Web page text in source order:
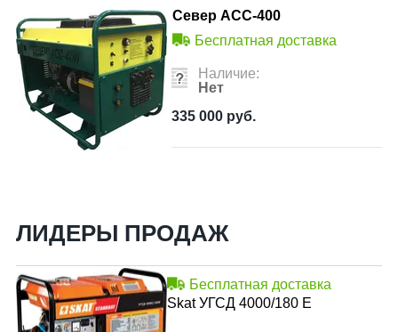
Север АСС-400
Бесплатная доставка
Наличие:
Нет
335 000 руб.
ЛИДЕРЫ ПРОДАЖ
Бесплатная доставка
Skat УГСД 4000/180 Е